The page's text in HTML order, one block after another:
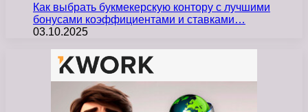
Как выбрать букмекерскую контору с лучшими
бонусами коэффициентами и ставками…
03.10.2025